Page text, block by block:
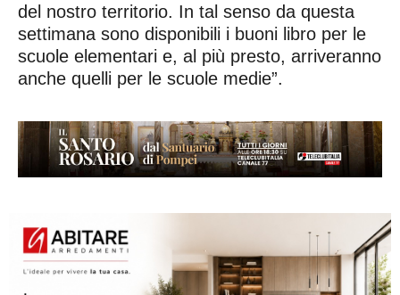
del nostro territorio. In tal senso da questa
settimana sono disponibili i buoni libro per le
scuole elementari e, al più presto, arriveranno
anche quelli per le scuole medie”.